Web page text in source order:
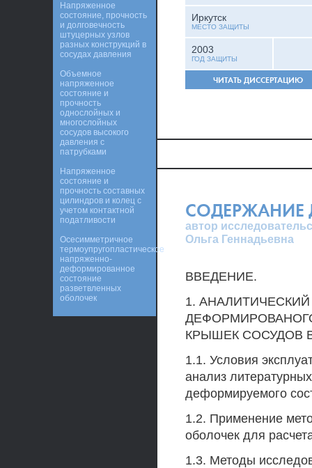
Иркутск
МЕСТО ЗАЩИТЫ
2003
ГОД ЗАЩИТЫ
ЧИТАТЬ ДИССЕРТАЦИЮ
СОДЕРЖАНИЕ
автор
Ольга Геннадьевна
ВВЕДЕНИЕ.
1.
КРЫШЕК СОСУДОВ
1.1. Условия
анализ
деформируемого
1.2. Применение
оболочек для
1.3. Методы
Напряженное
состояние, прочность
и долговечность
штуцерных узлов
разных конструкций в
сосудах давления
Объемное
напряженное
состояние и
прочность
однослойных и
многослойных
сосудов высокого
давления с
патрубками
Напряженное
состояние и
прочность составных
цилиндров и колец с
учетом контактной
податливости
Осесимметричное
термоупругопластическое
напряженно-
деформированное
состояние
разветвленных
оболочек